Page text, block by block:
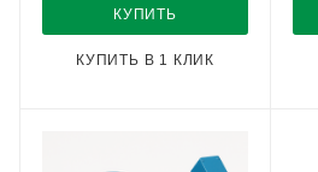
КУПИТЬ
КУПИТЬ В 1 КЛИК